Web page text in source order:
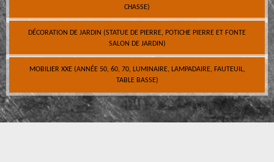
CHASSE)
DÉCORATION DE JARDIN (STATUE DE PIERRE, POTICHE PIERRE ET FONTE
SALON DE JARDIN)
MOBILIER XXE (ANNÉE 50, 60, 70, LUMINAIRE, LAMPADAIRE, FAUTEUIL,
TABLE BASSE)